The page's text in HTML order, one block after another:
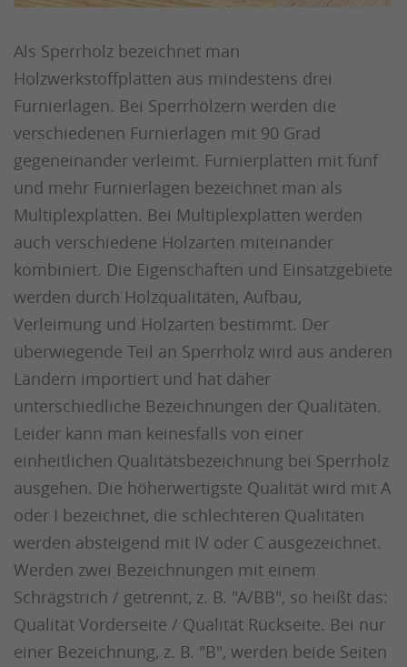
Als Sperrholz bezeichnet man
Holzwerkstoffplatten aus mindestens drei
Furnierlagen. Bei Sperrhölzern werden die
verschiedenen Furnierlagen mit 90 Grad
gegeneinander verleimt. Furnierplatten mit fünf
und mehr Furnierlagen bezeichnet man als
Multiplexplatten. Bei Multiplexplatten werden
auch verschiedene Holzarten miteinander
kombiniert. Die Eigenschaften und Einsatzgebiete
werden durch Holzqualitäten, Aufbau,
Verleimung und Holzarten bestimmt. Der
überwiegende Teil an Sperrholz wird aus anderen
Ländern importiert und hat daher
unterschiedliche Bezeichnungen der Qualitäten.
Leider kann man keinesfalls von einer
einheitlichen Qualitätsbezeichnung bei Sperrholz
ausgehen. Die höherwertigste Qualität wird mit A
oder I bezeichnet, die schlechteren Qualitäten
werden absteigend mit IV oder C ausgezeichnet.
Werden zwei Bezeichnungen mit einem
Schrägstrich / getrennt, z. B. "A/BB", so heißt das:
Qualität Vorderseite / Qualität Rückseite. Bei nur
einer Bezeichnung, z. B. "B", werden beide Seiten